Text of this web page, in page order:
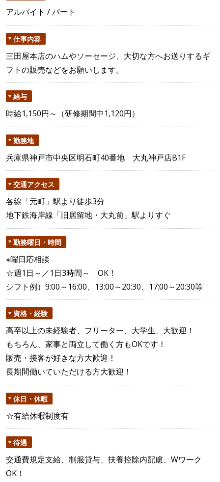
アルバイト / パート
仕事内容
三田屋本店のハムやソーセージ、大切な方へお送りするギ
フトの販売などをお願いします。
給与
時給1,150円～（研修期間中1,120円）
勤務地
兵庫県神戸市中央区明石町40番地 大丸神戸店B1F
交通アクセス
各線「元町」駅より徒歩3分
地下鉄海岸線「旧居留地・大丸前」駅よりすぐ
勤務曜日・時間
※曜日応相談
☆週1日～／1日3時間～ OK！
シフト例）9:00～16:00、13:00～20:30、17:00～20:30等
資格・経験
高卒以上の未経験者、フリーター、大学生、大歓迎！
もちろん、家事と両立して働く方もOKです！
販売・接客が好きな方大歓迎！
長期間働いていただける方大歓迎！
休日・休暇
☆有給休暇制度有
待遇
交通費規定支給、制服貸与、扶養控除内配慮、Wワーク
OK！